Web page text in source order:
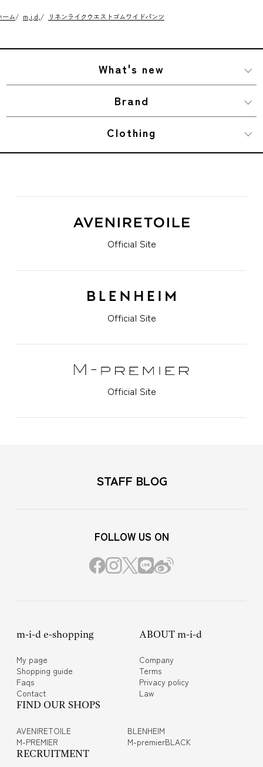
ーム/ m,i,d,/ リネンライクウエストゴムワイドパンツ
What's new
Brand
Clothing
Official Site
Official Site
Official Site
STAFF BLOG
FOLLOW US ON
m-i-d e-shopping
My page
Shopping guide
Faqs
Contact
ABOUT m-i-d
Company
Terms
Privacy policy
Law
FIND OUR SHOPS
AVENIRETOILE
BLENHEIM
M-PREMIER
M-premierBLACK
RECRUITMENT